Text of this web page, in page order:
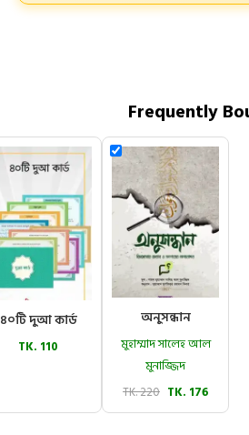
Frequently
৪০টি দুআ কার্ড
TK. 110
অনুসন্ধান
মুহাম্মাদ সালেহ আল
মুনাজ্জিদ
TK. 220 TK. 176